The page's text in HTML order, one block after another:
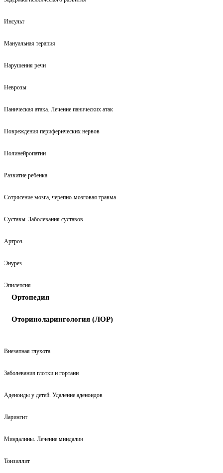
Инсульт
Мануальная терапия
Нарушения речи
Неврозы
Паническая атака. Лечение панических атак
Повреждения периферических нервов
Полинейропатии
Развитие ребенка
Сотрясение мозга, черепно-мозговая травма
Суставы. Заболевания суставов
Артроз
Энурез
Эпилепсия
Ортопедия
Оториноларингология (ЛОР)
Внезапная глухота
Заболевания глотки и гортани
Аденоиды у детей. Удаление аденоидов
Ларингит
Миндалины. Лечение миндалин
Тонзиллит